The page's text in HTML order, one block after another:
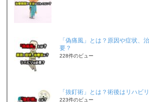
「偽痛風」とは？原因や症状、
要？
228件のビュー
「抜釘術」とは？術後はリハビ
223件のビュー